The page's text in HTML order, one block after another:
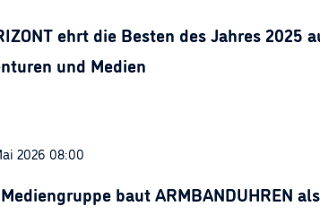
ehrt die Besten des Jahres 2025
und Medien
2026 08:00
baut ARMBANDUHREN als